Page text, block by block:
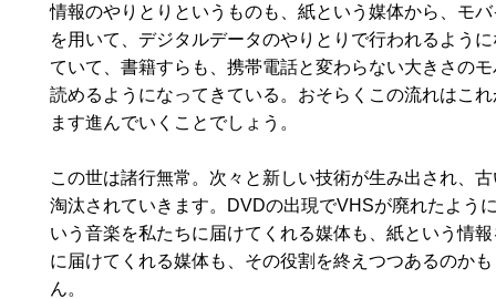
情報のやりとりというものも、紙という媒体から、モ
を用いて、デジタルデータのやりとりで行われるよう
ていて、書籍すらも、携帯電話と変わらない大きさの
読めるようになってきている。おそらくこの流れはこ
ます進んでいくことでしょう。
この世は諸行無常。次々と新しい技術が生み出され、
淘汰されていきます。DVDの出現でVHSが廃れたよう
いう音楽を私たちに届けてくれる媒体も、紙という情
に届けてくれる媒体も、その役割を終えつつあるのか
ん。